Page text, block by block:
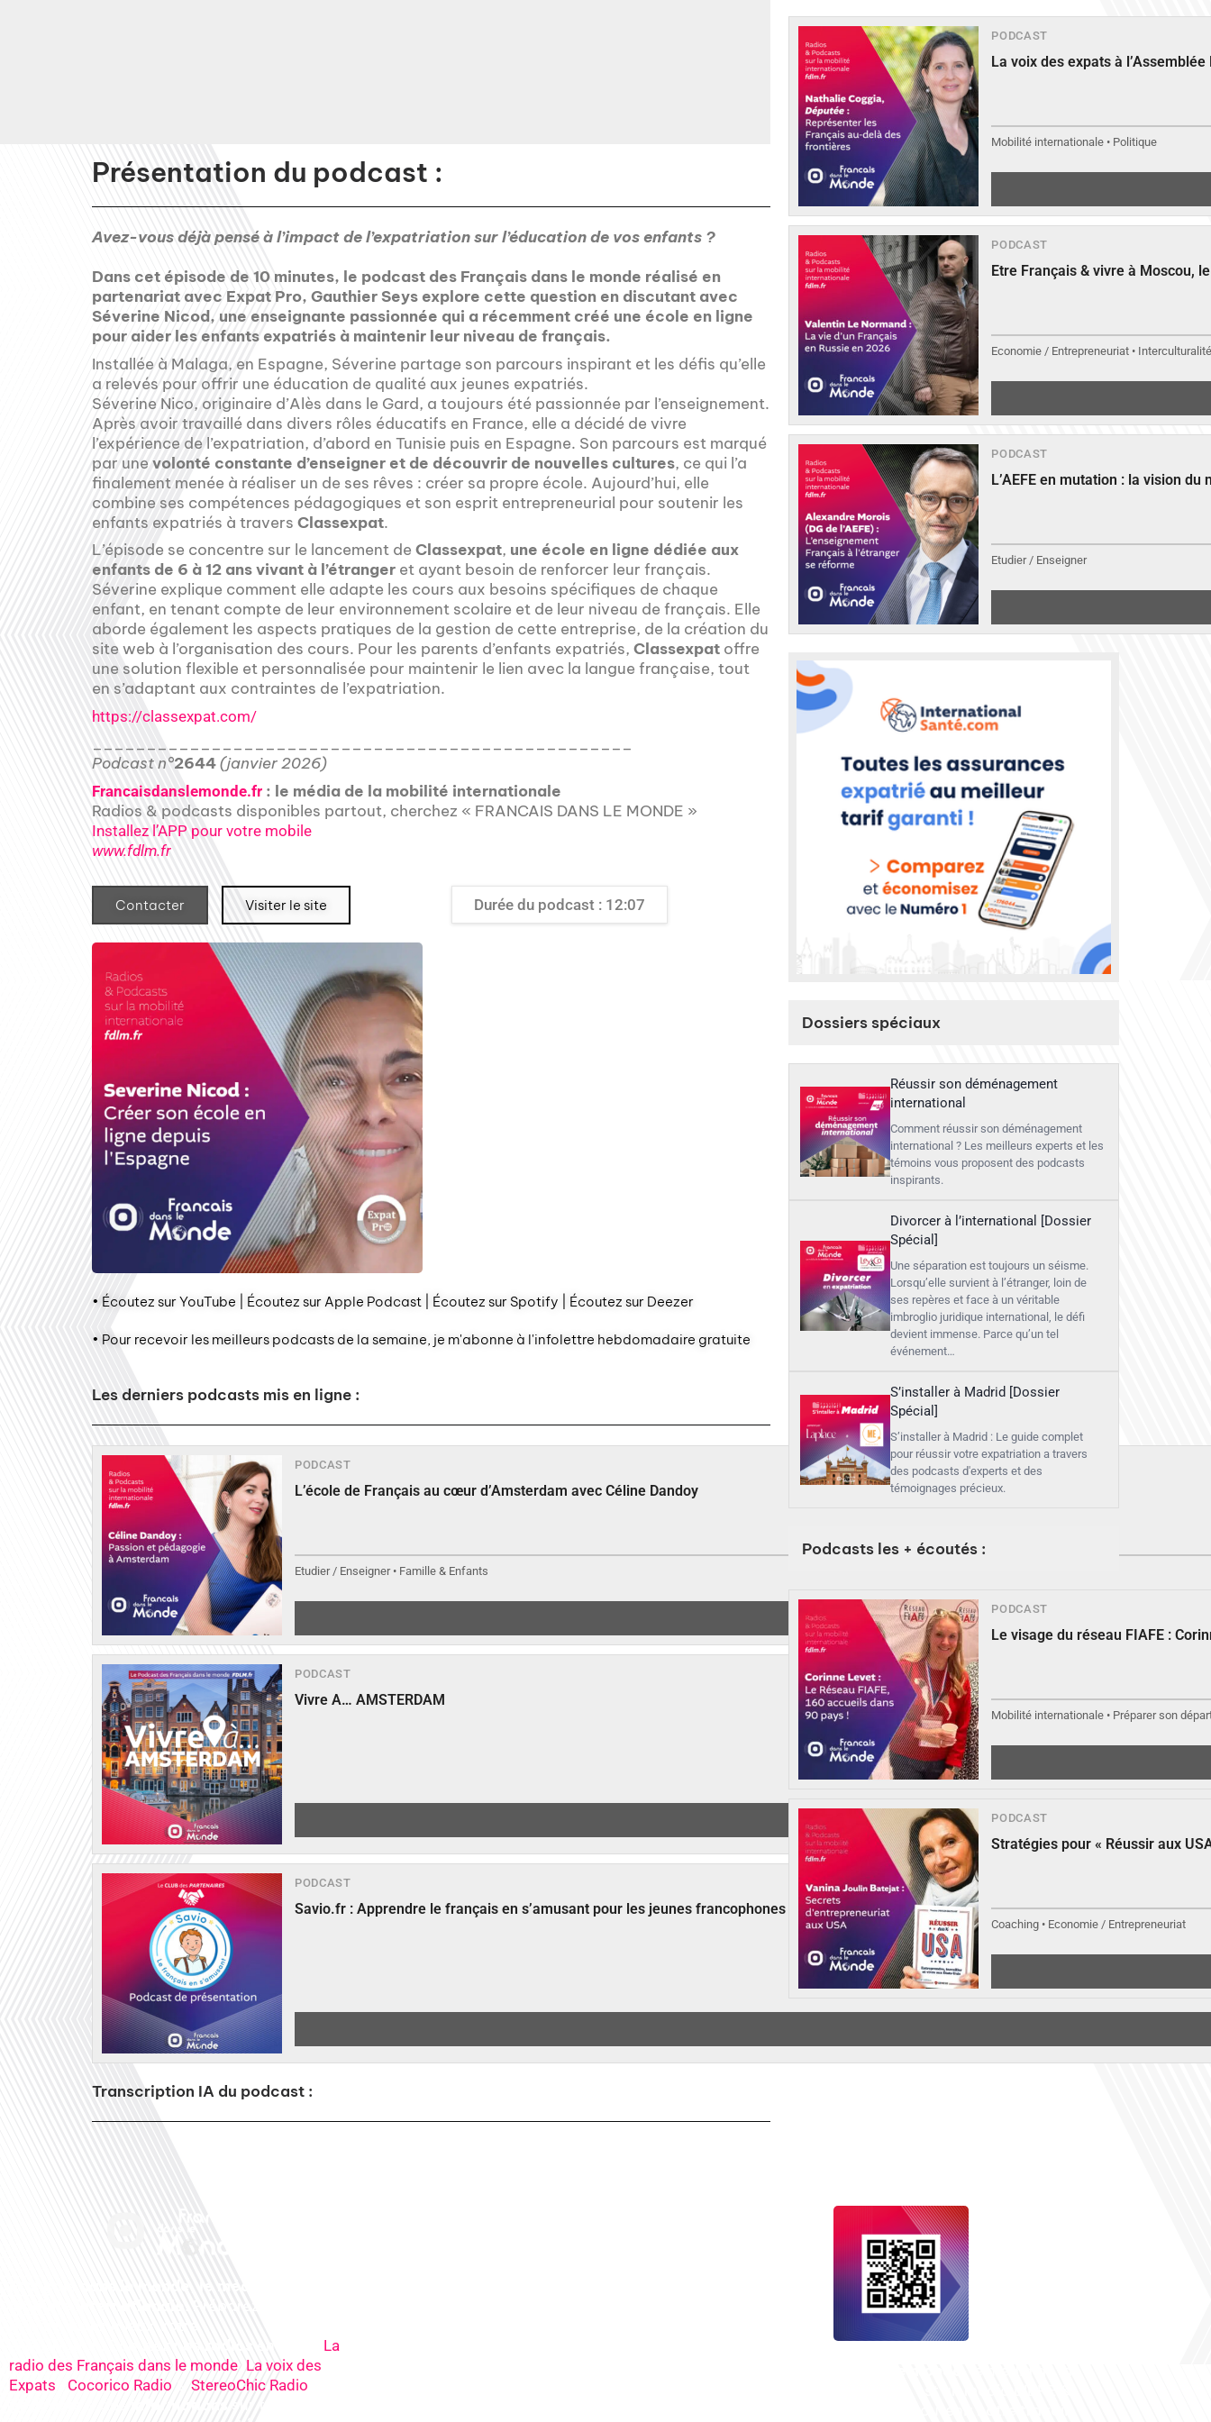
Présentation du podcast :
Avez-vous déjà pensé à l’impact de l’expatriation sur l’éducation de vos enfants ?
Dans cet épisode de 10 minutes, le podcast des Français dans le monde réalisé en
partenariat avec Expat Pro, Gauthier Seys explore cette question en discutant avec
Séverine Nicod, une enseignante passionnée qui a récemment créé une école en ligne
pour aider les enfants expatriés à maintenir leur niveau de français.
Installée à Malaga, en Espagne, Séverine partage son parcours inspirant et les défis qu’elle
a relevés pour offrir une éducation de qualité aux jeunes expatriés.
Séverine Nico, originaire d’Alès dans le Gard, a toujours été passionnée par l’enseignement.
Après avoir travaillé dans divers rôles éducatifs en France, elle a décidé de vivre
l’expérience de l’expatriation, d’abord en Tunisie puis en Espagne. Son parcours est marqué
par une volonté constante d’enseigner et de découvrir de nouvelles cultures, ce qui l’a
finalement menée à réaliser un de ses rêves : créer sa propre école. Aujourd’hui, elle
combine ses compétences pédagogiques et son esprit entrepreneurial pour soutenir les
enfants expatriés à travers Classexpat.
L’épisode se concentre sur le lancement de Classexpat, une école en ligne dédiée aux
enfants de 6 à 12 ans vivant à l’étranger et ayant besoin de renforcer leur français.
Séverine explique comment elle adapte les cours aux besoins spécifiques de chaque
enfant, en tenant compte de leur environnement scolaire et de leur niveau de français. Elle
aborde également les aspects pratiques de la gestion de cette entreprise, de la création du
site web à l’organisation des cours. Pour les parents d’enfants expatriés, Classexpat offre
une solution flexible et personnalisée pour maintenir le lien avec la langue française, tout
en s’adaptant aux contraintes de l’expatriation.
https://classexpat.com/
__________________________________________________
Podcast n°2644(janvier 2026)
Francaisdanslemonde.fr : le média de la mobilité internationale
Radios & podcasts disponibles partout, cherchez « FRANCAIS DANS LE MONDE »
Installez l’APP pour votre mobile
www.fdlm.fr
Contacter Visiter le site Durée du podcast : 12:07
• Écoutez sur YouTube | Écoutez sur Apple Podcast | Écoutez sur Spotify | Écoutez sur Deezer
• Pour recevoir les meilleurs podcasts de la semaine, je m'abonne à l'infolettre hebdomadaire gratuite
Les derniers podcasts mis en ligne :
PODCAST
L’école de Français au cœur d’Amsterdam avec Céline Dandoy
Etudier / Enseigner • Famille & Enfants
PODCAST
Vivre A… AMSTERDAM
PODCAST
Savio.fr : Apprendre le français en s’amusant pour les jeunes francophones
Transcription IA du podcast :
PODCAST
La voix des expats à
Mobilité internationale • Politique
PODCAST
Etre Français & vivre à Moscou,
Economie / Entrepreneuriat •
PODCAST
L’AEFE en mutation : la vision
Etudier / Enseigner
Dossiers spéciaux
Réussir son déménagement
international
Comment réussir son déménagement
international ? Les meilleurs experts et les
témoins vous proposent des podcasts
inspirants.
Divorcer à l’international [Dossier
Spécial]
Une séparation est toujours un séisme.
Lorsqu’elle survient à l’étranger, loin de
ses repères et face à un véritable
imbroglio juridique international, le défi
devient immense. Parce qu’un tel
événement…
S’installer à Madrid [Dossier
Spécial]
S’installer à Madrid : Le guide complet
pour réussir votre expatriation a travers
des podcasts d'experts et des
témoignages précieux.
Podcasts les + écoutés :
PODCAST
Le visage du réseau FIAFE :
Mobilité internationale • Préparer son
PODCAST
Stratégies pour « Réussir aux
Coaching • Economie / Entrepreneuriat
La
radio des Français dans le monde La voix des
Expats
Cocorico Radio StereoChic Radio